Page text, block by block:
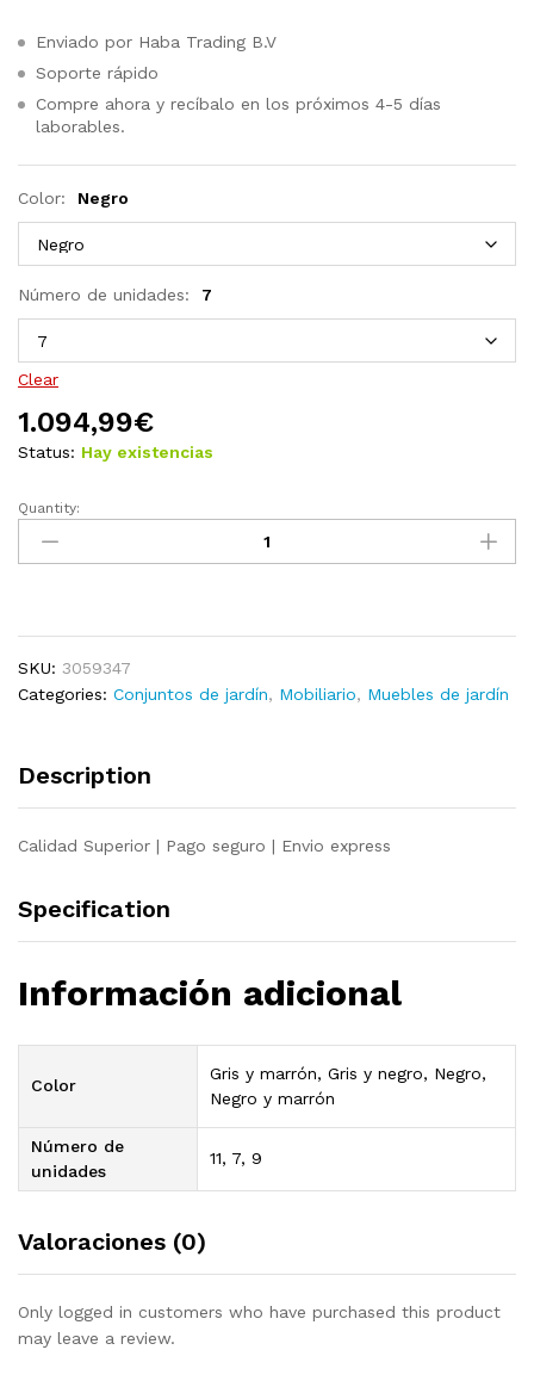
Enviado por Haba Trading B.V
Soporte rápido
Compre ahora y recíbalo en los próximos 4-5 días
laborables.
Color: Negro
Número de unidades: 7
Clear
1.094,99€
Status: Hay existencias
Set
comedor
pzas
y
sintético
Quantity:
SKU: 3059347
Categories: Conjuntos de jardín, Mobiliario, Muebles de jardín
Description
Calidad Superior | Pago seguro | Envio express
Specification
Información adicional
Color
Gris y marrón, Gris y negro, Negro,
Negro y marrón
Número de
unidades
11, 7, 9
Valoraciones (0)
Only logged in customers who have purchased this product
may leave a review.